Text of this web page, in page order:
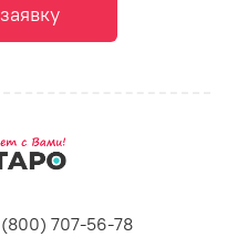
707-56-78